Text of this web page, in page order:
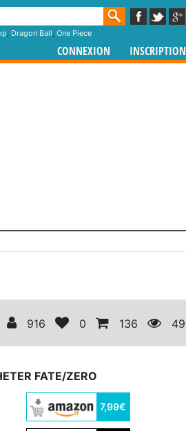
, Dragon Ball, One Piece
CONNEXION INSCRIPTION
916 0 136 49
FATE/ZERO
7,99€